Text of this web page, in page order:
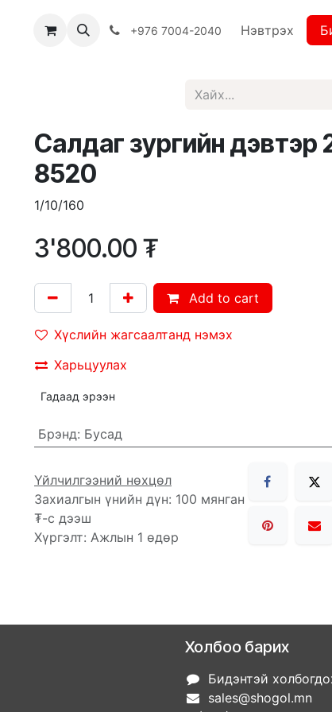
Хямдрал ♻️ Эко шогол+976 7004-2040 Нэвтрэх
Салдаг зургийн дэвтэр
8520
1/10/160
3'800.00 ₮
Add to cart
Хүслийн жагсаалтанд нэмэх
Харьцуулах
Гадаад эрээн
Брэнд: Бусад
Үйлчилгээний нөхцөл
Захиалгын үнийн дүн: 100 мянган
₮-с дээш
Хүргэлт: Ажлын 1 өдөр
Холбоо барих
Бидэнтэй
sales@shogol.mn